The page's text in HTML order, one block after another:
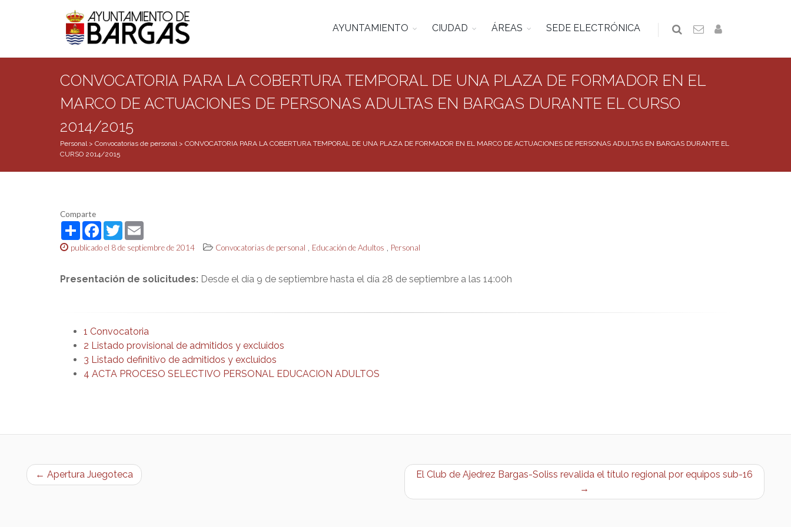
AYUNTAMIENTO CIUDAD ÁREAS SEDE ELECTRÓNICA
CONVOCATORIA PARA LA COBERTURA TEMPORAL DE UNA PLAZA DE FORMADOR EN EL
MARCO DE ACTUACIONES DE PERSONAS ADULTAS EN BARGAS DURANTE EL CURSO
2014/2015
Personal> Convocatorias de personal> CONVOCATORIA PARA LA COBERTURA TEMPORAL DE UNA PLAZA DE FORMADOR EN EL MARCO DE ACTUACIONES DE PERSONAS ADULTAS EN BARGAS DURANTE EL
CURSO 2014/2015
Comparte
ShareFacebook
Twitter
publicado el 8 de septiembre de 2014 Convocatorias de personal , Educación de Adultos , Personal
Presentación de solicitudes: Desde el día 9 de septiembre hasta el día 28 de septiembre a las 14:00h
1 Convocatoria
2 Listado provisional de admitidos y excluidos
3 Listado definitivo de admitidos y excluidos
4 ACTA PROCESO SELECTIVO PERSONAL EDUCACION ADULTOS
← Apertura Juegoteca
El Club de Ajedrez Bargas-Soliss revalida el título regional por equipos sub-16
→